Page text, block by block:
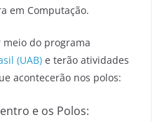
em Computação.
do programa
(UAB) e terão atividades
acontecerão nos polos:
e os Polos: